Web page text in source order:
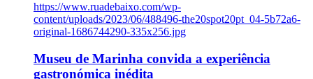
https://www.ruadebaixo.com/wp-
content/uploads/2023/06/488496-the20spot20pt_04-5b72a6-
original-1686744290-335x256.jpg
Museu de Marinha convida a experiência
gastronómica inédita